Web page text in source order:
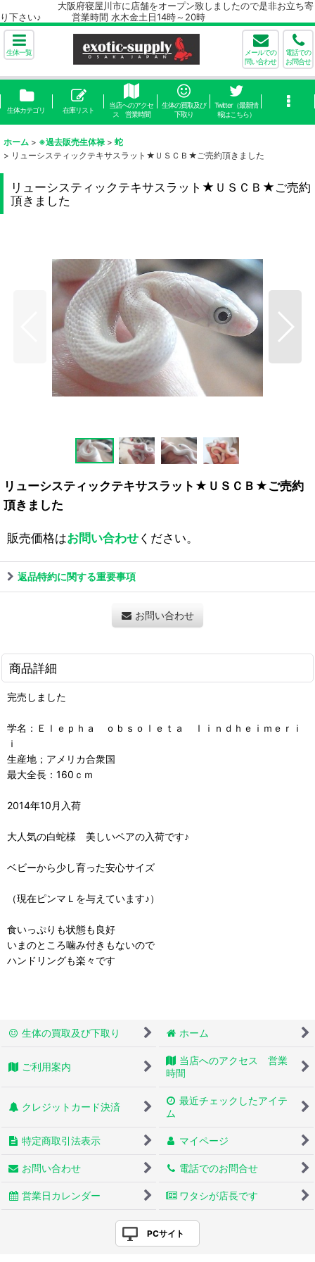
大阪府寝屋川市に店舗をオープン致しましたので是非お立ち寄
り下さい♪ 営業時間 水木金土日14時～20時
生体一覧
メールでの
問い合わせ
電話での
お問合せ
生体カテゴリ 在庫リスト
当店へのアクセ
ス 営業時間
生体の買取及び
下取り
Twitter（最新情
報はこちら）
ホーム > ※過去販売生体禄 > 蛇
> リューシスティックテキサスラット★ＵＳＣＢ★ご売約頂きました
リューシスティックテキサスラット★ＵＳＣＢ★ご売約
頂きました
リューシスティックテキサスラット★ＵＳＣＢ★ご売約
頂きました
販売価格はお問い合わせください。
返品特約に関する重要事項
お問い合わせ
商品詳細
完売しました
学名：Ｅｌｅｐｈａ ｏｂｓｏｌｅｔａ ｌｉｎｄｈｅｉｍｅｒｉ
ｉ
生産地；アメリカ合衆国
最大全長：160ｃｍ
2014年10月入荷
大人気の白蛇様 美しいペアの入荷です♪
ベビーから少し育った安心サイズ
（現在ピンマＬを与えています♪）
食いっぷりも状態も良好
いまのところ噛み付きもないので
ハンドリングも楽々です
生体の買取及び下取り ホーム
ご利用案内
当店へのアクセス 営業
時間
クレジットカード決済
最近チェックしたアイテ
ム
特定商取引法表示 マイページ
お問い合わせ 電話でのお問合せ
営業日カレンダー ワタシが店長です
PCサイト